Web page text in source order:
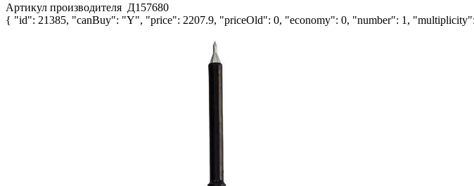
Артикул производителя Д157680
{ "id": 21385, "canBuy": "Y", "price": 2207.9, "priceOld": 0, "economy": 0, "number": 1,